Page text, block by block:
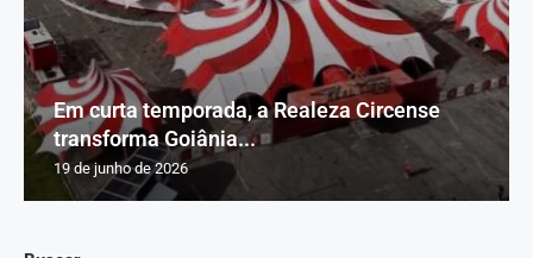
Em curta temporada, a Realeza Circense
transforma Goiânia...
19 de junho de 2026